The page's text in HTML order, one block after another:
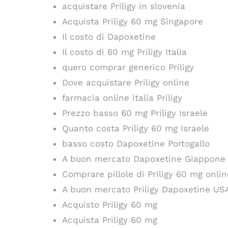
acquistare Priligy in slovenia
Acquista Priligy 60 mg Singapore
Il costo di Dapoxetine
Il costo di 60 mg Priligy Italia
quero comprar generico Priligy
Dove acquistare Priligy online
farmacia online italia Priligy
Prezzo basso 60 mg Priligy Israele
Quanto costa Priligy 60 mg Israele
basso costo Dapoxetine Portogallo
A buon mercato Dapoxetine Giappone
Comprare pillole di Priligy 60 mg
A buon mercato Priligy Dapoxetine
Acquisto Priligy 60 mg
Acquista Priligy 60 mg